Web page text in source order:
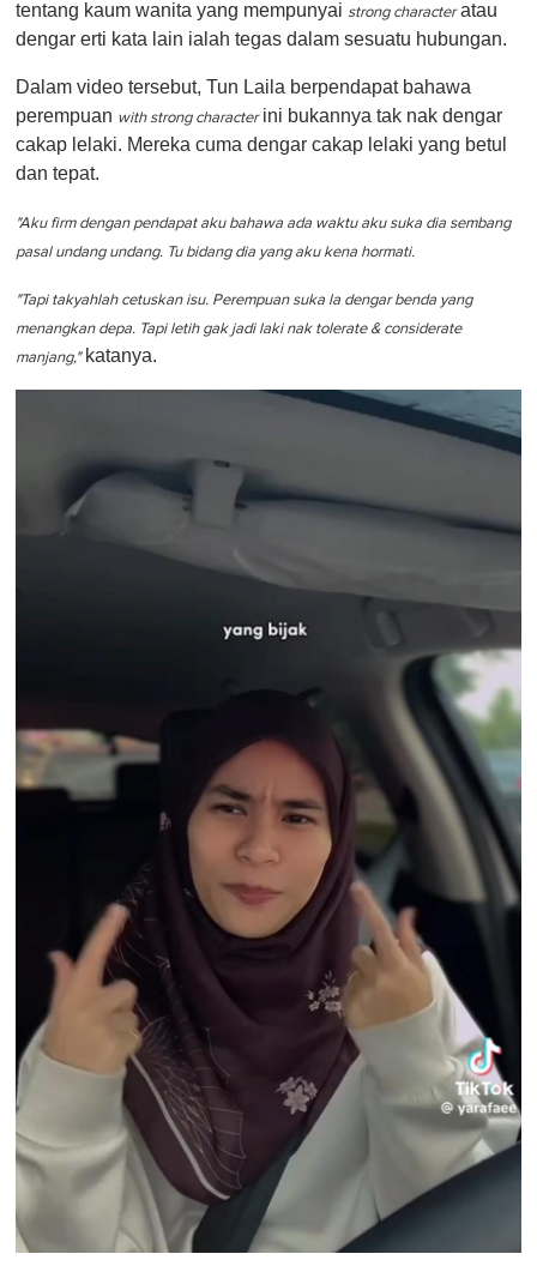
tentang kaum wanita yang mempunyai strong characteratau
dengar erti kata lain ialah tegas dalam sesuatu hubungan.
Dalam video tersebut, Tun Laila berpendapat bahawa
perempuan with strong characterini bukannya tak nak dengar
cakap lelaki. Mereka cuma dengar cakap lelaki yang betul
dan tepat.
"Aku firm dengan pendapat aku bahawa ada waktu aku suka dia sembang
pasal undang undang. Tu bidang dia yang aku kena hormati.
"Tapi takyahlah cetuskan isu. Perempuan suka la dengar benda yang
menangkan depa. Tapi letih gak jadi laki nak tolerate & considerate
manjang,"katanya.